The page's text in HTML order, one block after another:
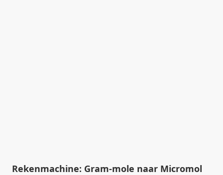
Rekenmachine: Gram-mole naar Micromol